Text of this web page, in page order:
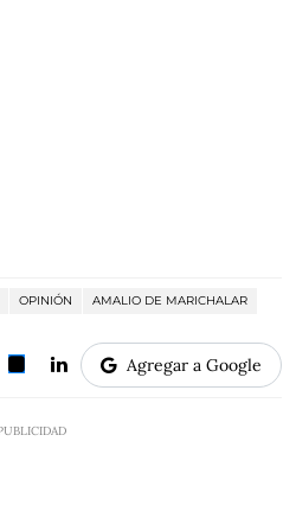
OPINIÓN
AMALIO DE MARICHALAR
Agregar a Google